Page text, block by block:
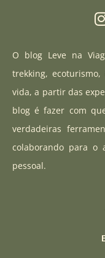
I
O blog Leve na
trekking,
vida, a partir das
blog é fazer com
verdadeiras
colaborando para o
pessoal.